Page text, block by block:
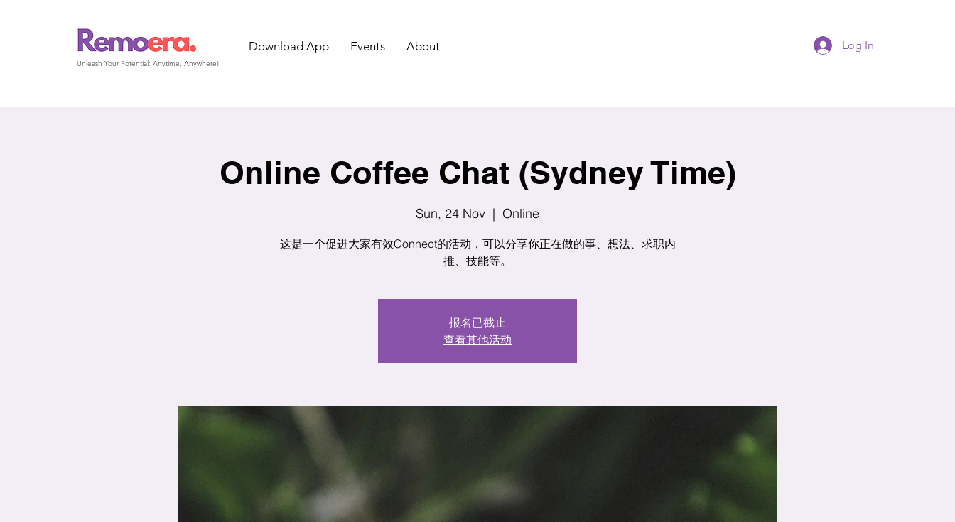
Download App Events About
Unleash Your Potential: Anytime, Anywhere!
Log In
Online Coffee Chat (Sydney Time)
Sun, 24 Nov
  |
Online
这是一个促进大家有效Connect的活动，可以分享你正在做的事、想法、求职内
推、技能等。
报名已截止
查看其他活动